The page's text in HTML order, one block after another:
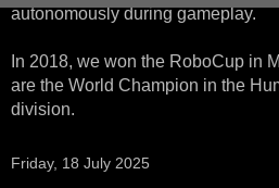
autonomously during gameplay.
In 2018, we won the RoboCup in
are the World Champion in the
division.
Friday, 18 July 2025